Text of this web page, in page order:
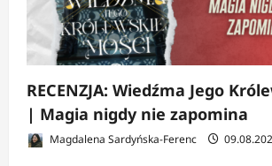
RECENZJA: Wiedźma Jego
| Magia nigdy nie zapomina
Magdalena Sardyńska-Ferenc